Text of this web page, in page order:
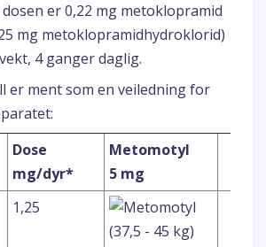
er 0,22 mg metoklopramid
mg metoklopramidhydroklorid)
4 ganger daglig.
er ment som en veiledning for
Dose
mg/dyr*
Metomotyl
5 mg
1,25